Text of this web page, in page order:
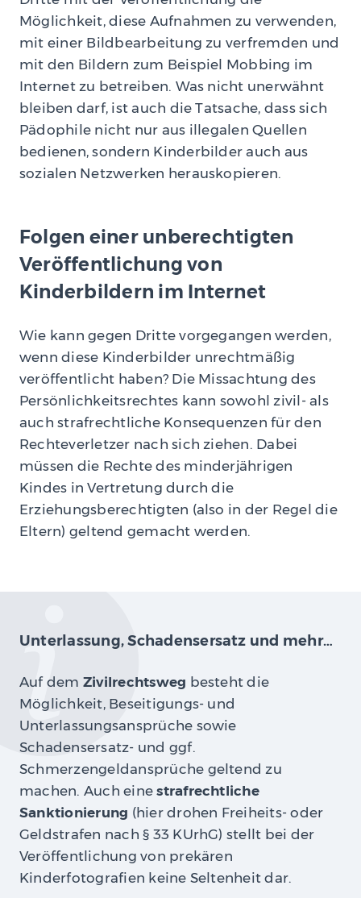
Möglichkeit, diese Aufnahmen zu verwenden,
mit einer Bildbearbeitung zu verfremden und
mit den Bildern zum Beispiel Mobbing im
Internet zu betreiben. Was nicht unerwähnt
bleiben darf, ist auch die Tatsache, dass sich
Pädophile nicht nur aus illegalen Quellen
bedienen, sondern Kinderbilder auch aus
sozialen Netzwerken herauskopieren.
Folgen einer unberechtigten
Veröffentlichung von
Kinderbildern im Internet
Wie kann gegen Dritte vorgegangen werden,
wenn diese Kinderbilder unrechtmäßig
veröffentlicht haben? Die Missachtung des
Persönlichkeitsrechtes kann sowohl zivil- als
auch strafrechtliche Konsequenzen für den
Rechteverletzer nach sich ziehen. Dabei
müssen die Rechte des minderjährigen
Kindes in Vertretung durch die
Erziehungsberechtigten (also in der Regel die
Eltern) geltend gemacht werden.
Unterlassung, Schadensersatz und mehr…
Auf dem Zivilrechtsweg besteht die
Möglichkeit, Beseitigungs- und
Unterlassungsansprüche sowie
Schadensersatz- und ggf.
Schmerzengeldansprüche geltend zu
machen. Auch einestrafrechtliche
Sanktionierung (hier drohen Freiheits- oder
Geldstrafen nach § 33 KUrhG) stellt bei der
Veröffentlichung von prekären
Kinderfotografien keine Seltenheit dar.